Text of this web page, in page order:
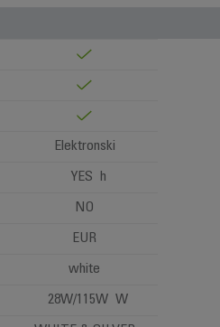
Elektronski
YES h
NO
EUR
white
28W/115W W